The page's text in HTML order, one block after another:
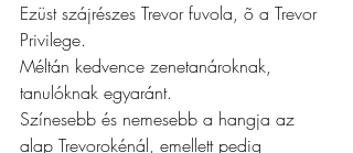
Ezüst szájrészes Trevor fuvola, õ a Trevor
Privilege.
Méltán kedvence zenetanároknak,
tanulóknak egyaránt.
Színesebb és nemesebb a hangja az
alap Trevorokénál, emellett pedig